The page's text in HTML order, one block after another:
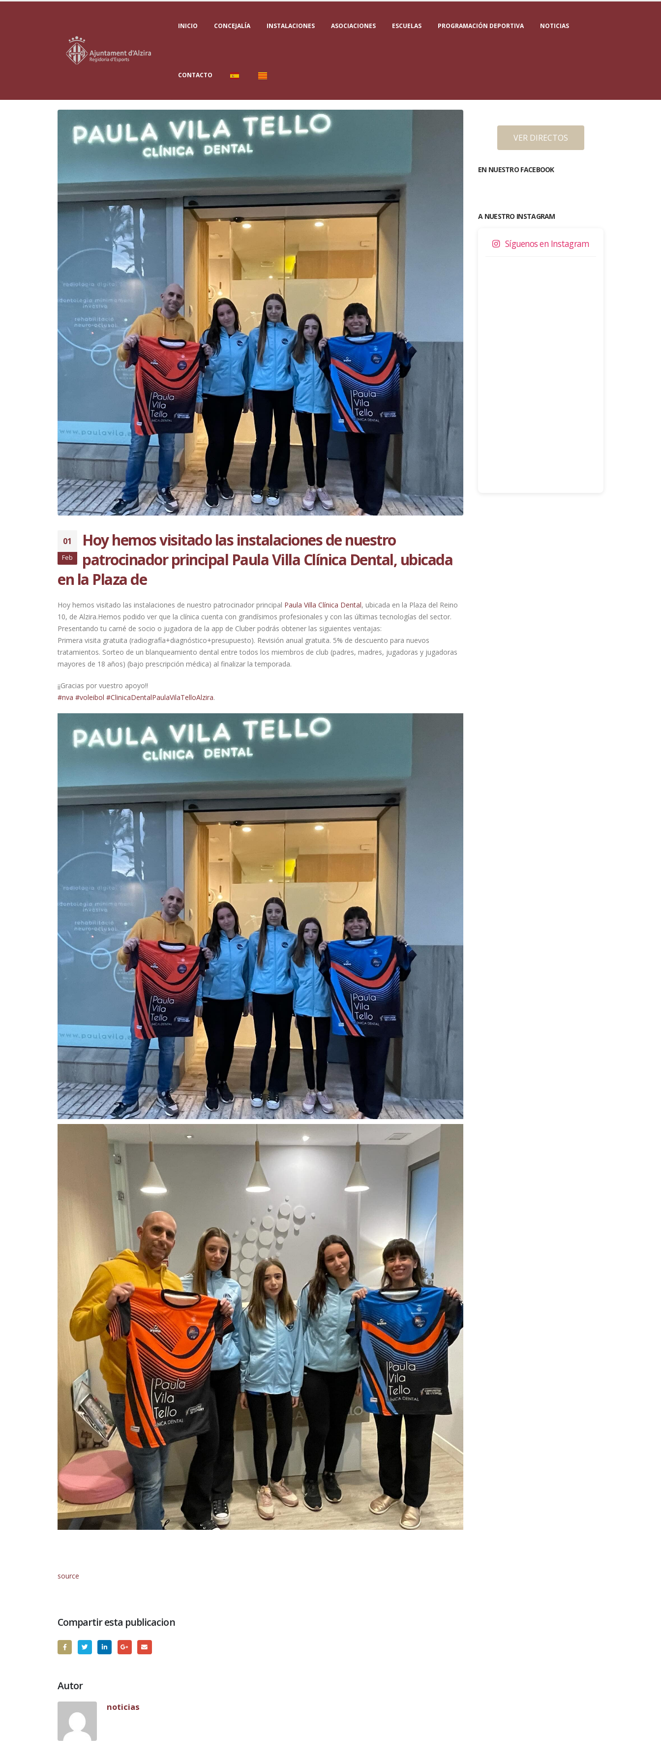
INICIO CONCEJALÍA INSTALACIONES ASOCIACIONES ESCUELAS PROGRAMACIÓN DEPORTIVA NOTICIAS
CONTACTO
01
Feb
Hoy hemos visitado las instalaciones de nuestro
patrocinador principal Paula Villa Clínica Dental, ubicada
en la Plaza de
Hoy hemos visitado las instalaciones de nuestro patrocinador principal Paula Villa Clínica Dental, ubicada en la Plaza del Reino
10, de Alzira.Hemos podido ver que la clínica cuenta con grandísimos profesionales y con las últimas tecnologías del sector.
Presentando tu carné de socio o jugadora de la app de Cluber podrás obtener las siguientes ventajas:
Primera visita gratuita (radiografía+diagnóstico+presupuesto). Revisión anual gratuita. 5% de descuento para nuevos
tratamientos. Sorteo de un blanqueamiento dental entre todos los miembros de club (padres, madres, jugadoras y jugadoras
mayores de 18 años) (bajo prescripción médica) al finalizar la temporada.
¡¡Gracias por vuestro apoyo!!
#nva #voleibol #ClinicaDentalPaulaVilaTelloAlzira.
source
Compartir esta publicacion
Autor
noticias
VER DIRECTOS
EN NUESTRO FACEBOOK
A NUESTRO INSTAGRAM
Síguenos en Instagram